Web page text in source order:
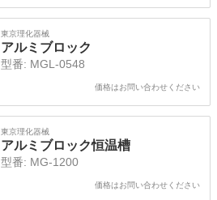
東京理化器械
アルミブロック
型番: MGL-0548
価格はお問い合わせください
東京理化器械
アルミブロック恒温槽
型番: MG-1200
価格はお問い合わせください